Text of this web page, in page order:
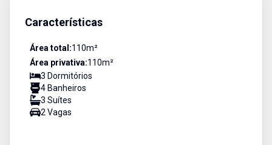
Características
Área total:110m²
Área privativa:110m²
3 Dormitórios
4 Banheiros
3 Suítes
2 Vagas